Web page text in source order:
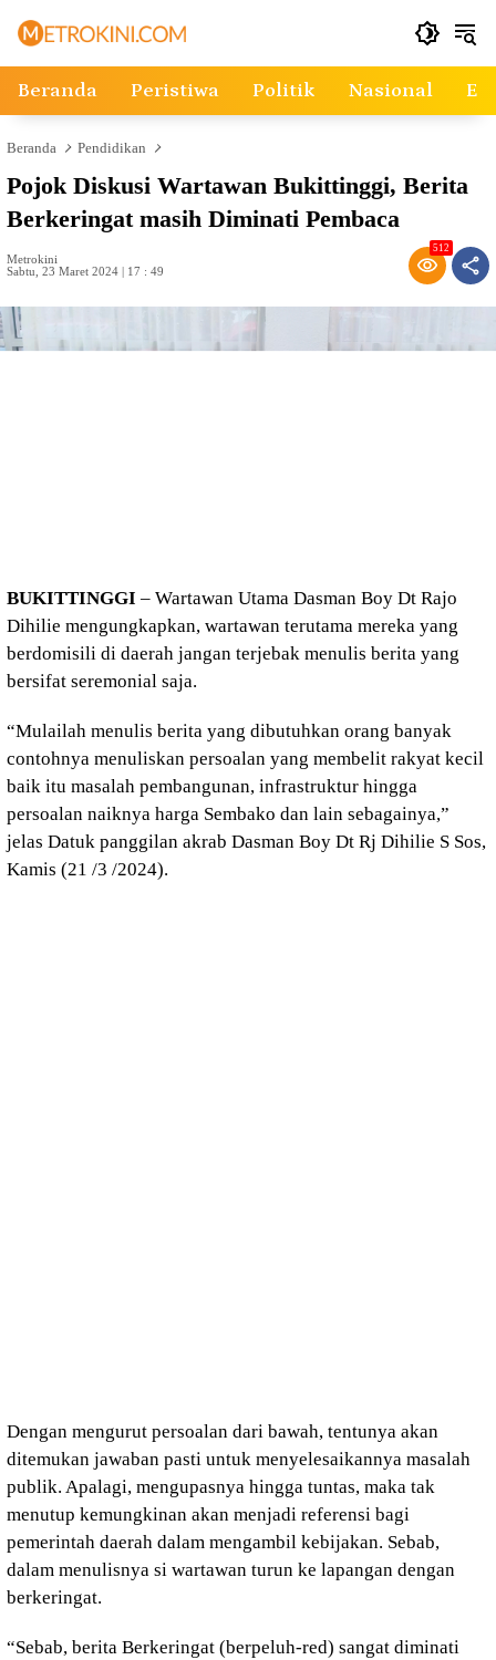
Beranda Peristiwa Politik Nasional
Beranda Pendidikan
Pojok Diskusi Wartawan Bukittinggi, Berita
Berkeringat masih Diminati Pembaca
Metrokini
Sabtu, 23 Maret 2024 | 17 : 49
512
BUKITTINGGI – Wartawan Utama Dasman Boy Dt Rajo
Dihilie mengungkapkan, wartawan terutama mereka yang
berdomisili di daerah jangan terjebak menulis berita yang
bersifat seremonial saja.
“Mulailah menulis berita yang dibutuhkan orang banyak
contohnya menuliskan persoalan yang membelit rakyat kecil
baik itu masalah pembangunan, infrastruktur hingga
persoalan naiknya harga Sembako dan lain sebagainya,”
jelas Datuk panggilan akrab Dasman Boy Dt Rj Dihilie S Sos,
Kamis (21 /3 /2024).
Dengan mengurut persoalan dari bawah, tentunya akan
ditemukan jawaban pasti untuk menyelesaikannya masalah
publik. Apalagi, mengupasnya hingga tuntas, maka tak
menutup kemungkinan akan menjadi referensi bagi
pemerintah daerah dalam mengambil kebijakan. Sebab,
dalam menulisnya si wartawan turun ke lapangan dengan
berkeringat.
“Sebab, berita Berkeringat (berpeluh-red) sangat diminati